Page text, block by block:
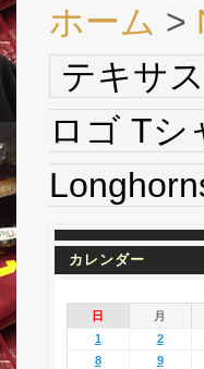
ホーム >
テキサ
ロゴ Tシ
カレンダー
日 月
1
2
8
9